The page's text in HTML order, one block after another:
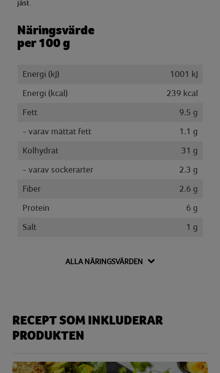
jäst.
Näringsvärde
per 100 g
Energi (kJ)
1001 kJ
Energi (kcal)
239 kcal
Fett
9.5 g
- varav mättat fett
1.1 g
Kolhydrat
31 g
- varav sockerarter
2.3 g
Fiber
2.6 g
Protein
6 g
Salt
1 g
ALLA NÄRINGSVÄRDEN
RECEPT SOM INKLUDERAR
PRODUKTEN